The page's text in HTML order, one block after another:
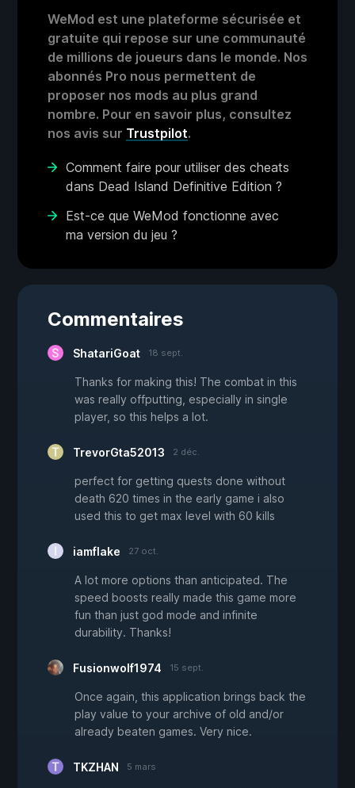
WeMod est une plateforme sécurisée et
gratuite qui repose sur une communauté
de millions de joueurs dans le monde. Nos
abonnés Pro nous permettent de
proposer nos mods au plus grand
nombre. Pour en savoir plus, consultez
nos avis sur Trustpilot.
Comment faire pour utiliser des cheats
dans Dead Island Definitive Edition ?
Est-ce que WeMod fonctionne avec
ma version du jeu ?
Commentaires
ShatariGoat 18 sept.
Thanks for making this! The combat in this
was really offputting, especially in single
player, so this helps a lot.
TrevorGta52013 2 déc.
perfect for getting quests done without
death 620 times in the early game i also
used this to get max level with 60 kills
iamflake 27 oct.
A lot more options than anticipated. The
speed boosts really made this game more
fun than just god mode and infinite
durability. Thanks!
Fusionwolf1974 15 sept.
Once again, this application brings back the
play value to your archive of old and/or
already beaten games. Very nice.
TKZHAN 5 mars